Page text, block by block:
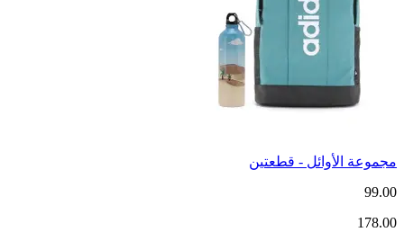
مجموعة الأوائل - قطعتين
99.00
178.00